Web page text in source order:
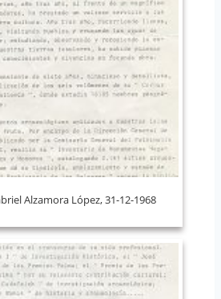
Alzamora López, 31-12-1968